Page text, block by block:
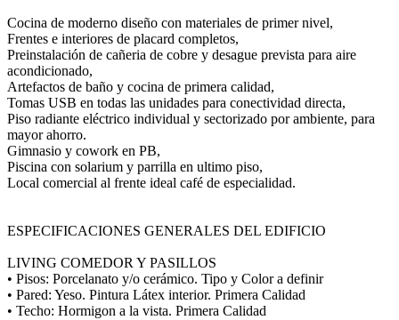
Cocina de moderno diseño con materiales de primer nivel,
Frentes e interiores de placard completos,
Preinstalación de cañeria de cobre y desague prevista para aire
acondicionado,
Artefactos de baño y cocina de primera calidad,
Tomas USB en todas las unidades para conectividad directa,
Piso radiante eléctrico individual y sectorizado por ambiente, para
mayor ahorro.
Gimnasio y cowork en PB,
Piscina con solarium y parrilla en ultimo piso,
Local comercial al frente ideal café de especialidad.
ESPECIFICACIONES GENERALES DEL EDIFICIO
LIVING COMEDOR Y PASILLOS
• Pisos: Porcelanato y/o cerámico. Tipo y Color a definir
• Pared: Yeso. Pintura Látex interior. Primera Calidad
• Techo: Hormigon a la vista. Primera Calidad